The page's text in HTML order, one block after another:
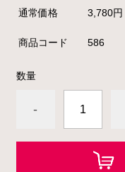
通常価格 3,780円
商品コード 586
数量
-